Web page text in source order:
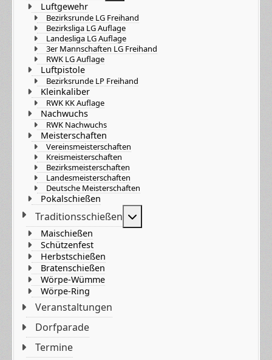
Luftgewehr
Bezirksrunde LG Freihand
Bezirksliga LG Auflage
Landesliga LG Auflage
3er Mannschaften LG Freihand
RWK LG Auflage
Luftpistole
Bezirksrunde LP Freihand
Kleinkaliber
RWK KK Auflage
Nachwuchs
RWK Nachwuchs
Meisterschaften
Vereinsmeisterschaften
Kreismeisterschaften
Bezirksmeisterschaften
Landesmeisterschaften
Deutsche Meisterschaften
Pokalschießen
Traditionsschießen
Maischießen
Schützenfest
Herbstschießen
Bratenschießen
Wörpe-Wümme
Wörpe-Ring
Veranstaltungen
Dorfparade
Termine